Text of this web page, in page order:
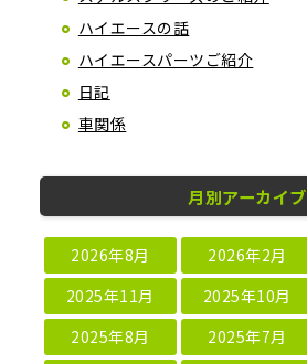
ハイエースの話
ハイエースパーツご紹介
日記
車関係
月別アーカイブ
2026年8月 2026年2月
2025年11月
2025年10月
2025年8月
2025年7月